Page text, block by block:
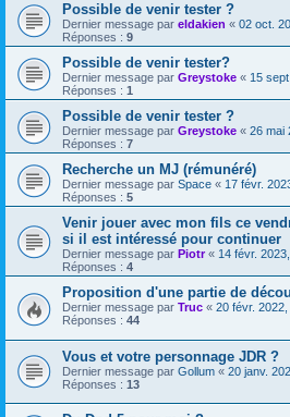
Possible de venir tester ?
Dernier message par eldakien « 02 oct.
Réponses : 9
Possible de venir tester?
Dernier message par Greystoke « 15
Réponses : 1
Possible de venir tester ?
Dernier message par Greystoke « 26 mai
Réponses : 7
Recherche un MJ (rémunéré)
Dernier message par Space « 17 févr.
Réponses : 5
Venir jouer avec mon fils ce
si il est intéressé pour continuer
Dernier message par Piotr« 14 févr.
Réponses : 4
Proposition d'une partie de
Dernier message par Truc « 20 févr. 2022,
Réponses : 44
Vous et votre personnage JDR ?
Dernier message par Gollum « 20 janv.
Réponses : 13